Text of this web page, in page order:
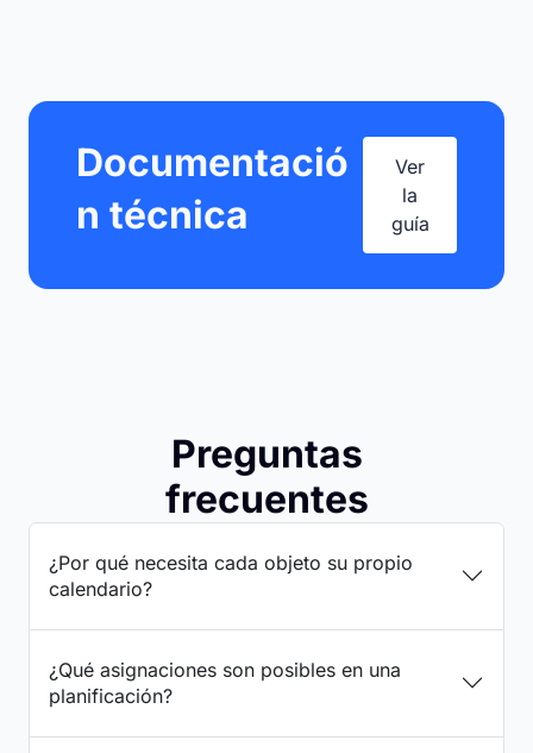
Documentació
n técnica
Ver
la
guía
Preguntas
frecuentes
¿Por qué necesita cada objeto su propio
calendario?
¿Qué asignaciones son posibles en una
planificación?